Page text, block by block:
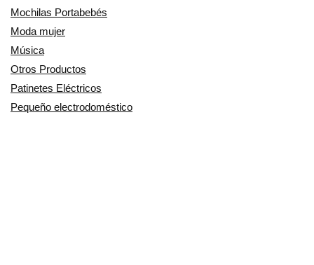
Mochilas Portabebés
Moda mujer
Música
Otros Productos
Patinetes Eléctricos
Pequeño electrodoméstico